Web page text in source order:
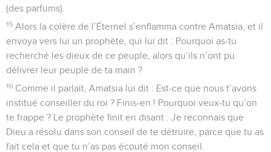
(des parfums).
15 Alors la colère de l’Éternel s’enflamma contre Amatsia, et il
envoya vers lui un prophète, qui lui dit : Pourquoi as-tu
recherché les dieux de ce peuple, alors qu’ils n’ont pu
délivrer leur peuple de ta main ?
16 Comme il parlait, Amatsia lui dit : Est-ce que nous t’avons
institué conseiller du roi ? Finis-en ! Pourquoi veux-tu qu’on
te frappe ? Le prophète finit en disant : Je reconnais que
Dieu a résolu dans son conseil de te détruire, parce que tu as
fait cela et que tu n’as pas écouté mon conseil.